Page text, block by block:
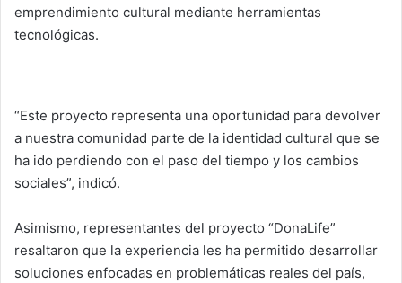
emprendimiento cultural mediante herramientas
tecnológicas.
“Este proyecto representa una oportunidad para devolver
a nuestra comunidad parte de la identidad cultural que se
ha ido perdiendo con el paso del tiempo y los cambios
sociales”, indicó.
Asimismo, representantes del proyecto “DonaLife”
resaltaron que la experiencia les ha permitido desarrollar
soluciones enfocadas en problemáticas reales del país,